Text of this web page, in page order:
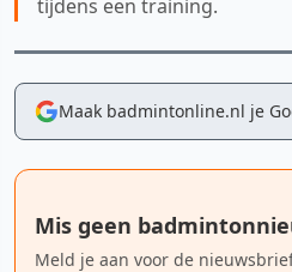
tijdens een training.
Maak badmintonline.nl je
Mis geen
Meld je aan voor de